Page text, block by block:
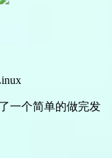
一个简单的做完发